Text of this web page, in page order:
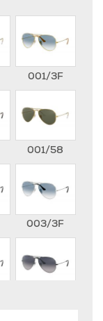
001/3F
001/58
003/3F